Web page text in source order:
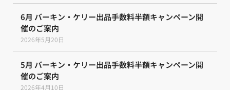
6月 バーキン・ケリー出品手数料半額キャンペーン開
催のご案内
2026年5月20日
5月 バーキン・ケリー出品手数料半額キャンペーン開
催のご案内
2026年4月10日